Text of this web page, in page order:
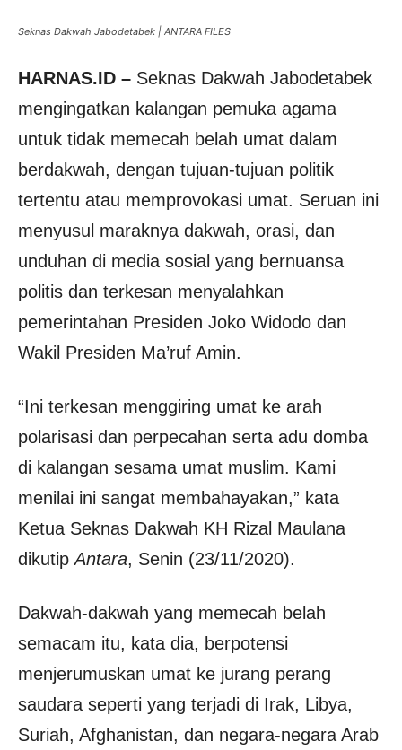
Seknas Dakwah Jabodetabek | ANTARA FILES
HARNAS.ID – Seknas Dakwah Jabodetabek
mengingatkan kalangan pemuka agama
untuk tidak memecah belah umat dalam
berdakwah, dengan tujuan-tujuan politik
tertentu atau memprovokasi umat. Seruan ini
menyusul maraknya dakwah, orasi, dan
unduhan di media sosial yang bernuansa
politis dan terkesan menyalahkan
pemerintahan Presiden Joko Widodo dan
Wakil Presiden Ma’ruf Amin.
“Ini terkesan menggiring umat ke arah
polarisasi dan perpecahan serta adu domba
di kalangan sesama umat muslim. Kami
menilai ini sangat membahayakan,” kata
Ketua Seknas Dakwah KH Rizal Maulana
dikutipAntara, Senin (23/11/2020).
Dakwah-dakwah yang memecah belah
semacam itu, kata dia, berpotensi
menjerumuskan umat ke jurang perang
saudara seperti yang terjadi di Irak, Libya,
Suriah, Afghanistan, dan negara-negara Arab